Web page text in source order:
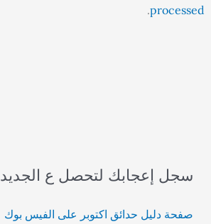
processed
.
سجل إعجابك لتحصل ع الجديد
صفحة دليل حدائق اكتوبر على الفيس بوك